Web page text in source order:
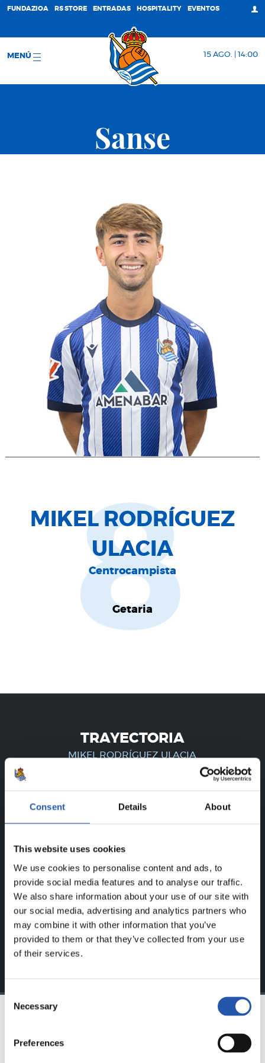
Consent Details About
This website uses cookies
We use cookies to personalise content and ads, to
provide social media features and to analyse our traffic.
We also share information about your use of our site with
our social media, advertising and analytics partners who
may combine it with other information that you’ve
provided to them or that they’ve collected from your use
of their services.
Consent
Selection
Necessary
Preferences
FUNDAZIOA RS STORE ENTRADAS HOSPITALITY EVENTOS
MENÚ 15 AGO. | 14:00
Sanse
MIKEL RODRÍGUEZ
ULACIA
Centrocampista
Getaria
8
TRAYECTORIA
MIKEL RODRÍGUEZ ULACIA
¡SOLO PARA USUARIOS
nuestra web.
Regístrate haciendo clic en elLoginy disfruta de
contenido exclusivo para ti.